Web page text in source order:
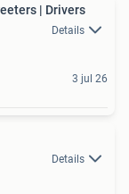
| Drivers
Details
3 jul 26
Details